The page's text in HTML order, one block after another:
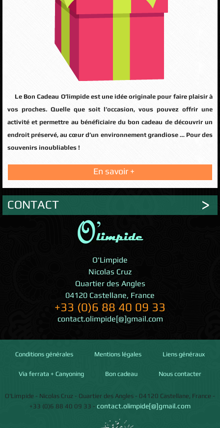
Le Bon Cadeau O’limpide est une idée originale pour faire plaisir à
vos proches. Quelle que soit l’occasion, vous pouvez offrir une
activité et permettre au bénéficiaire du bon cadeau de découvrir un
endroit préservé, au cœur d’un environnement grandiose … Pour des
souvenirs inoubliables !
En savoir +
CONTACT
O'Limpide
Nicolas Cruz
Quartier des Angles
04120 Castellane, France
+33 (0)6 88 40 09 33
contact.olimpide[@]gmail.com
Conditions générales Mentions légales Liens généraux
Via ferrata + Canyoning Bon cadeau Nous contacter
O'Limpide - Nicolas Cruz - Quartier des Angles - 04120 Castellane, France -
+33 (0)6 88 40 09 33 - contact.olimpide[@]gmail.com